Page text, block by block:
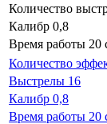
Количество
Калибр 0,8
Время работы 20
Количество
Выстрелы 16
Калибр 0,8
Время работы 20